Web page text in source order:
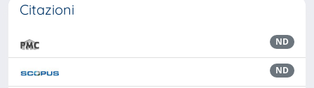
Citazioni
ND
ND